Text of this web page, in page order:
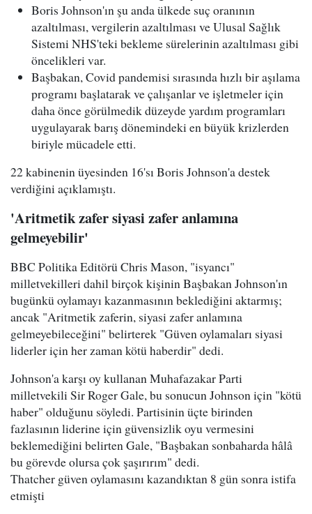
Boris Johnson'ın şu anda ülkede suç oranının
azaltılması, vergilerin azaltılması ve Ulusal Sağlık
Sistemi NHS'teki bekleme sürelerinin azaltılması gibi
öncelikleri var.
Başbakan, Covid pandemisi sırasında hızlı bir aşılama
programı başlatarak ve çalışanlar ve işletmeler için
daha önce görülmedik düzeyde yardım programları
uygulayarak barış dönemindeki en büyük krizlerden
biriyle mücadele etti.
22 kabinenin üyesinden 16'sı Boris Johnson'a destek
verdiğini açıklamıştı.
'Aritmetik zafer siyasi zafer anlamına
gelmeyebilir'
BBC Politika Editörü Chris Mason, "isyancı"
milletvekilleri dahil birçok kişinin Başbakan Johnson'ın
bugünkü oylamayı kazanmasının beklediğini aktarmış;
ancak "Aritmetik zaferin, siyasi zafer anlamına
gelmeyebileceğini" belirterek "Güven oylamaları siyasi
liderler için her zaman kötü haberdir" dedi.
Johnson'a karşı oy kullanan Muhafazakar Parti
milletvekili Sir Roger Gale, bu sonucun Johnson için "kötü
haber" olduğunu söyledi. Partisinin üçte birinden
fazlasının liderine için güvensizlik oyu vermesini
beklemediğini belirten Gale, "Başbakan sonbaharda hâlâ
bu görevde olursa çok şaşırırım" dedi.
Thatcher güven oylamasını kazandıktan 8 gün sonra istifa
etmişti